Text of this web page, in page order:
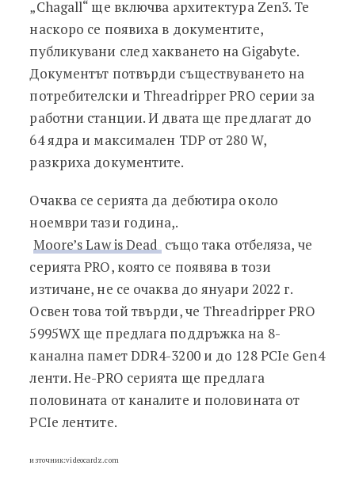
„Chagall“ ще включва архитектура Zen3. Те
наскоро се появиха в документите,
публикувани след хакването на Gigabyte.
Документът потвърди съществуването на
потребителски и Threadripper PRO серии за
работни станции. И двата ще предлагат до
64 ядра и максимален TDP от 280 W,
разкриха документите.
Очаква се серията да дебютира около
ноември тази година,.
Moore’s Law is Dead също така отбеляза, че
серията PRO, която се появява в този
изтичане, не се очаква до януари 2022 г.
Освен това той твърди, че Threadripper PRO
5995WX ще предлага поддръжка на 8-
канална памет DDR4-3200 и до 128 PCIe Gen4
ленти. Не-PRO серията ще предлага
половината от каналите и половината от
PCIe лентите.
източник:videocardz.com